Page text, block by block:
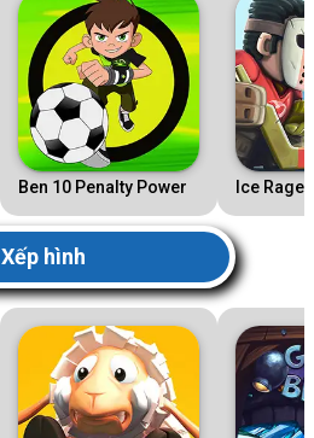
Ben 10 Penalty Power Ice Rage
Xếp hình